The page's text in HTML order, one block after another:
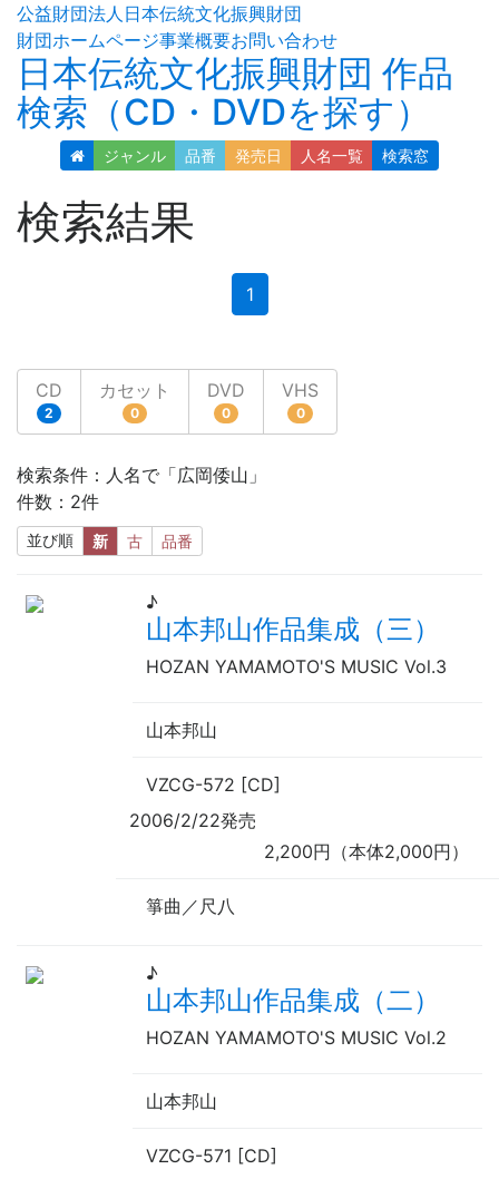
公益財団法人日本伝統文化振興財団
財団ホームページ事業概要お問い合わせ
日本伝統文化振興財団 作品
検索（CD・DVDを探す）
ジャンル 品番 発売日 人名一覧 検索窓
検索結果
1(current)
CD
2
カセット
0
DVD
0
VHS
0
検索条件：人名で「広岡倭山」
件数：2件
並び順 新 古 品番
♪
山本邦山作品集成（三）
HOZAN YAMAMOTO'S MUSIC Vol.3
山本邦山
VZCG-572 [CD]
2006/2/22発売
2,200円（本体2,000円）
箏曲／尺八
♪
山本邦山作品集成（二）
HOZAN YAMAMOTO'S MUSIC Vol.2
山本邦山
VZCG-571 [CD]